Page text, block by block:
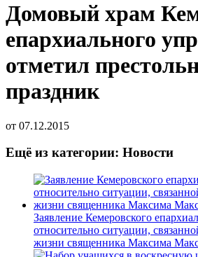
Домовый храм
епархиального
отметил
праздник
от 07.12.2015
Ещё из категории: Новости
Заявление Кемеровского
относительно ситуации,
жизни священника Максима